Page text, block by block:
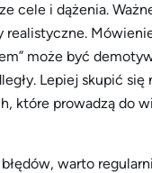
cele i dążenia.
realistyczne.
może być
Lepiej skupić się
które prowadzą do
warto